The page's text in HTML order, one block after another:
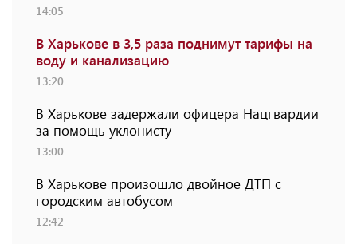
14:05
В Харькове в 3,5 раза поднимут тарифы на
воду и канализацию
13:20
В Харькове задержали офицера Нацгвардии
за помощь уклонисту
13:00
В Харькове произошло двойное ДТП с
городским автобусом
12:42